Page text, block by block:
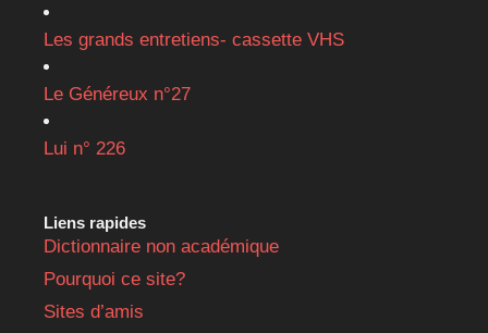
Les grands entretiens- cassette VHS
Le Généreux n°27
Lui n° 226
Liens rapides
Dictionnaire non académique
Pourquoi ce site?
Sites d’amis